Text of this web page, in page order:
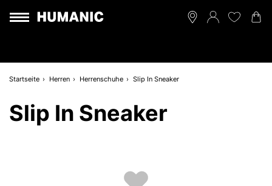
Startseite Herren Herrenschuhe Slip In Sneaker
Slip In Sneaker